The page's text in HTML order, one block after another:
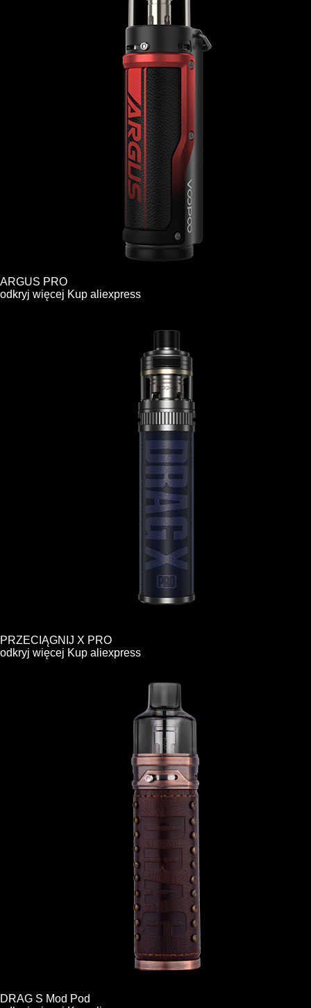
ARGUS PRO
odkryj więcej Kup aliexpress
PRZECIĄGNIJ X PRO
odkryj więcej Kup aliexpress
DRAG S Mod Pod